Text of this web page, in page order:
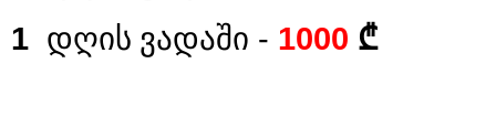
1 დღის ვადაში - 1000 ₾